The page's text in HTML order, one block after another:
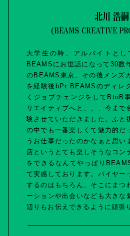
北川 浩嗣
(BEAMS CREATIVE
大学生の時、アルバイトとし
BEAMSにお世話になって30数
のBEAMS東京、その後メンズ
を経験後bPr BEAMSのディレ
くジョブチェンジをしてBtoB
リエイティブへと、、、今まで
験させていただきました。ふと
の中でも一番楽しくて魅力的だ
うお仕事だったのかなぁと思い
店というとても楽しそうなコン
をできるなんてやっぱり
て実感しております。バイヤー
するのはもちろん、そこにまつ
ーションや出会いなども大きな
辺りもお伝えできるように頑張